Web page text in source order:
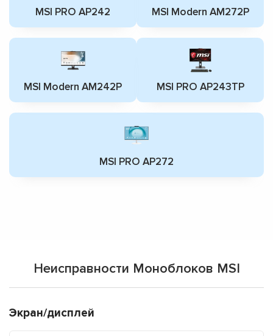
MSI PRO AP242 MSI Modern AM272P
MSI Modern AM242P MSI PRO AP243TP
MSI PRO AP272
Неисправности Моноблоков MSI
Экран/дисплей